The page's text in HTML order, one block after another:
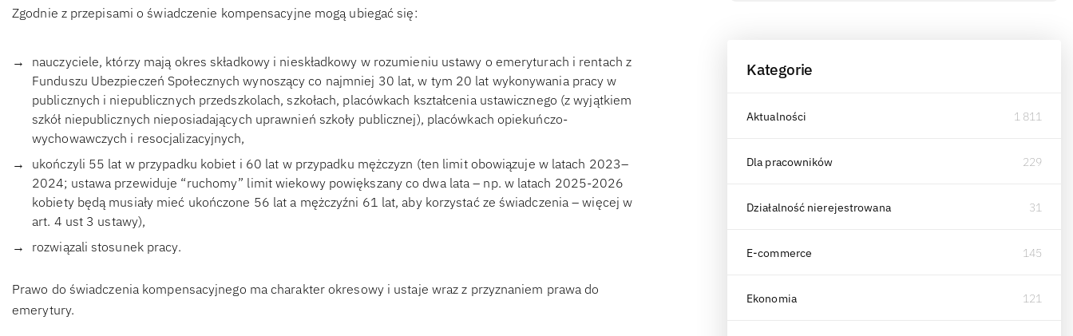
Zgodnie z przepisami o świadczenie kompensacyjne mogą ubiegać się:
nauczyciele, którzy mają okres składkowy i nieskładkowy w rozumieniu ustawy o emeryturach i rentach z
Funduszu Ubezpieczeń Społecznych wynoszący co najmniej 30 lat, w tym 20 lat wykonywania pracy w
publicznych i niepublicznych przedszkolach, szkołach, placówkach kształcenia ustawicznego (z wyjątkiem
szkół niepublicznych nieposiadających uprawnień szkoły publicznej), placówkach opiekuńczo-
wychowawczych i resocjalizacyjnych,
ukończyli 55 lat w przypadku kobiet i 60 lat w przypadku mężczyzn (ten limit obowiązuje w latach 2023–
2024; ustawa przewiduje “ruchomy” limit wiekowy powiększany co dwa lata – np. w latach 2025-2026
kobiety będą musiały mieć ukończone 56 lat a mężczyźni 61 lat, aby korzystać ze świadczenia – więcej w
art. 4 ust 3 ustawy),
rozwiązali stosunek pracy.
Prawo do świadczenia kompensacyjnego ma charakter okresowy i ustaje wraz z przyznaniem prawa do
emerytury.
Kategorie
Aktualności 1 811
Dla pracowników 229
Działalność nierejestrowana 31
E-commerce 145
Ekonomia 121